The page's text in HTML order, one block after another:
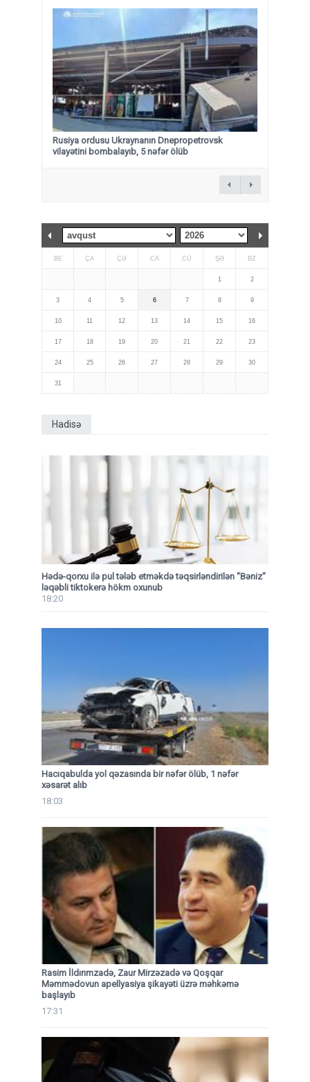
Rusiya ordusu Ukraynanın Dnepropetrovsk
vilayətini bombalayıb, 5 nəfər ölüb
BE ÇA ÇƏ CA CÜ ŞƏ BZ
1 2
3 4 5 6 7 8 9
10 11 12 13 14 15 16
17 18 19 20 21 22 23
24 25 26 27 28 29 30
31
Hadisə
Hədə-qorxu ilə pul tələb etməkdə təqsirləndirilən "Bəniz"
ləqəbli tiktokerə hökm oxunub
18:20
Hacıqabulda yol qəzasında bir nəfər ölüb, 1 nəfər
xəsarət alıb
18:03
Rasim İldırımzadə, Zaur Mirzəzadə və Qoşqar
Məmmədovun apellyasiya şikayəti üzrə məhkəmə
başlayıb
17:31